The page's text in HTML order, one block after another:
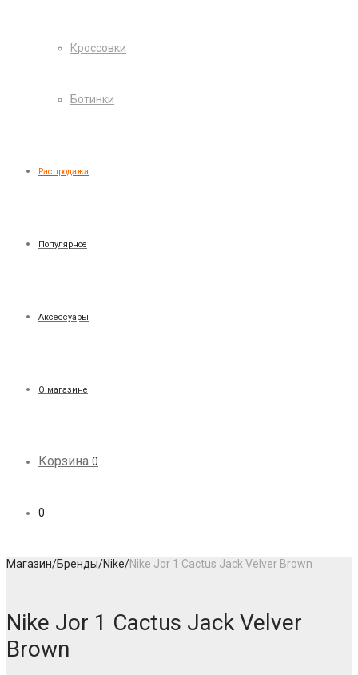
Кроссовки
Ботинки
Распродажа
Популярное
Аксессуары
О магазине
Корзина 0
0
Магазин/Бренды/Nike/Nike Jor 1 Cactus Jack Velver Brown
Nike Jor 1 Cactus Jack Velver
Brown